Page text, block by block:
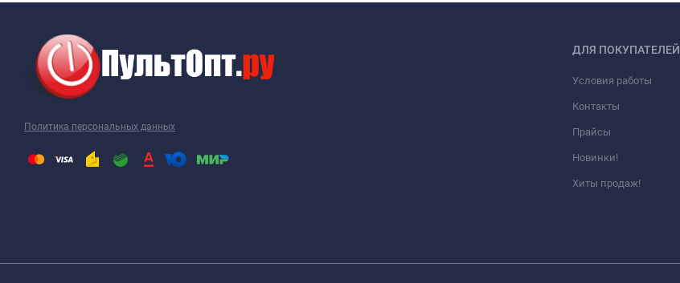
Политика персональных данных
ДЛЯ ПОКУПАТЕЛЕЙ
Условия работы
Контакты
Прайсы
Новинки!
Хиты продаж!